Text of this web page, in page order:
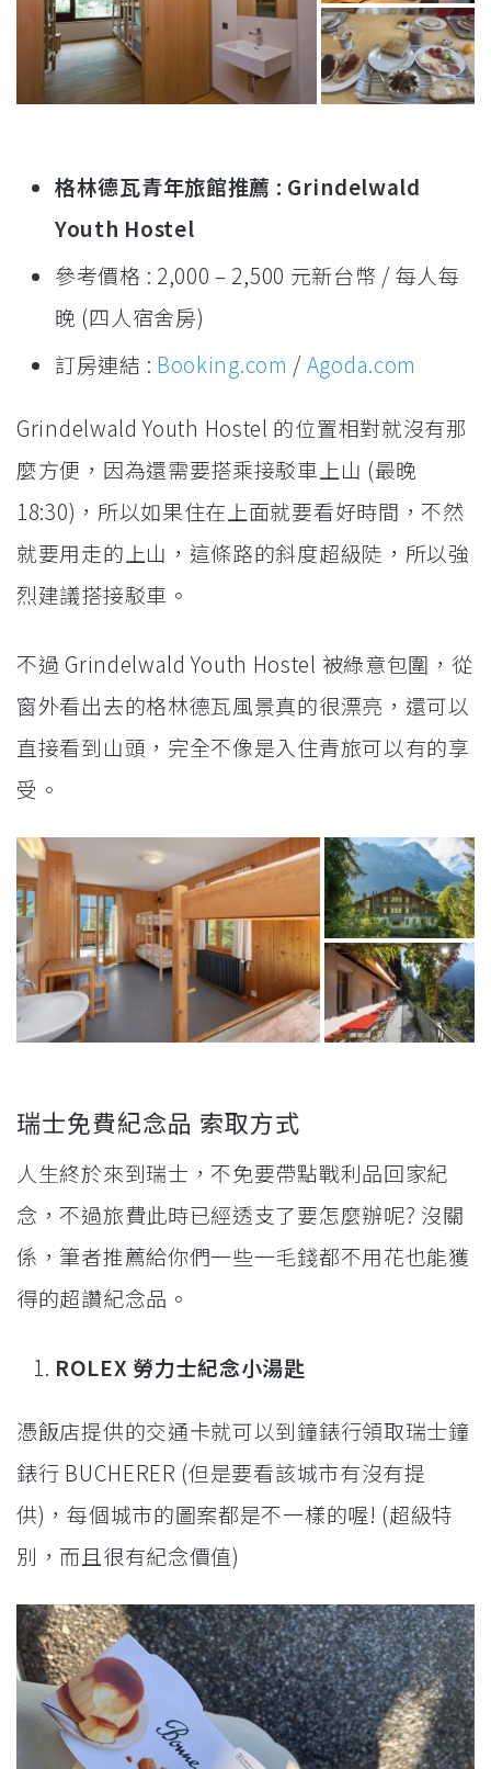
格林德瓦青年旅館推薦 : Grindelwald
Youth Hostel
參考價格 : 2,000 – 2,500 元新台幣 / 每人每
晚 (四人宿舍房)
訂房連結 : Booking.com /Agoda.com
Grindelwald Youth Hostel 的位置相對就沒有那
麼方便，因為還需要搭乘接駁車上山 (最晚
18:30)，所以如果住在上面就要看好時間，不然
就要用走的上山，這條路的斜度超級陡，所以強
烈建議搭接駁車。
不過 Grindelwald Youth Hostel 被綠意包圍，從
窗外看出去的格林德瓦風景真的很漂亮，還可以
直接看到山頭，完全不像是入住青旅可以有的享
受。
瑞士免費紀念品 索取方式
人生終於來到瑞士，不免要帶點戰利品回家紀
念，不過旅費此時已經透支了要怎麼辦呢? 沒關
係，筆者推薦給你們一些一毛錢都不用花也能獲
得的超讚紀念品。
ROLEX 勞力士紀念小湯匙
憑飯店提供的交通卡就可以到鐘錶行領取瑞士鐘
錶行 BUCHERER (但是要看該城市有沒有提
供)，每個城市的圖案都是不一樣的喔! (超級特
別，而且很有紀念價值)